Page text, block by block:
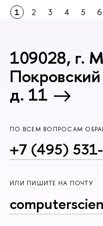
1 2 3 4 5 6
109028, г.
д. 11
ПО ВСЕМ ВОПРОСАМ
+7 (495)
ИЛИ ПИШИТЕ НА ПОЧТУ